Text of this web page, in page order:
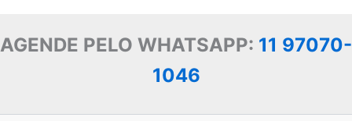
AGENDE PELO WHATSAPP: 11 97070-
1046